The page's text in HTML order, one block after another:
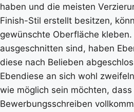
haben und die meisten
Finish-Stil erstellt besitzen,
gewünschte Oberfläche
ausgeschnitten sind, haben
diese nach Belieben
Ebendiese an sich wohl
wie möglich sein möchten, dass
Bewerbungsschreiben